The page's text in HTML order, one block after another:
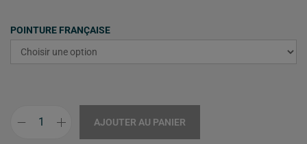
POINTURE FRANÇAISE
AJOUTER AU PANIER